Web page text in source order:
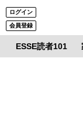
ログイン
会員登録
ESSE読者101